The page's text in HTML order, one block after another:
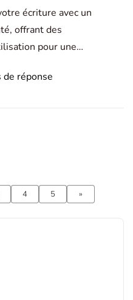
écriture avec un
offrant des
pour une
réponse
4 5 »